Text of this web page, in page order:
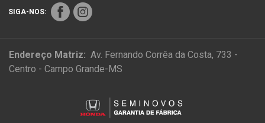
SIGA-NOS:
Endereço Matriz: Av. Fernando Corrêa da Costa, 733 -
Centro - Campo Grande-MS